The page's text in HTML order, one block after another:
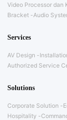
Video Processor dan
Bracket
Audio
Services
AV Design
Authorized Service
Solutions
Corporate Solution
Hospitality